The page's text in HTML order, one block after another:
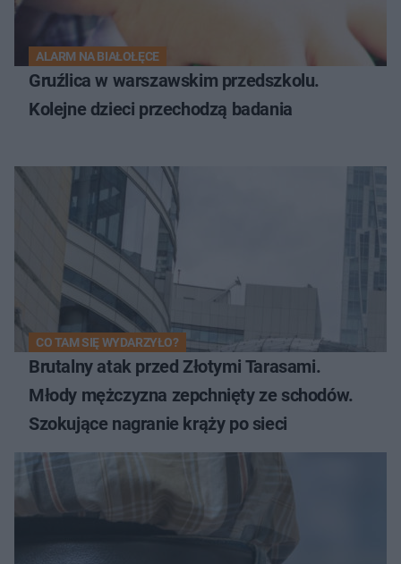
ALARM NA BIAŁOŁĘCE
Gruźlica w warszawskim przedszkolu.
Kolejne dzieci przechodzą badania
CO TAM SIĘ WYDARZYŁO?
Brutalny atak przed Złotymi Tarasami.
Młody mężczyzna zepchnięty ze schodów.
Szokujące nagranie krąży po sieci